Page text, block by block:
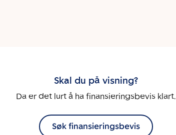
Skal du på visning?
Da er det lurt å ha finansieringsbevis klart.
Søk finansieringsbevis